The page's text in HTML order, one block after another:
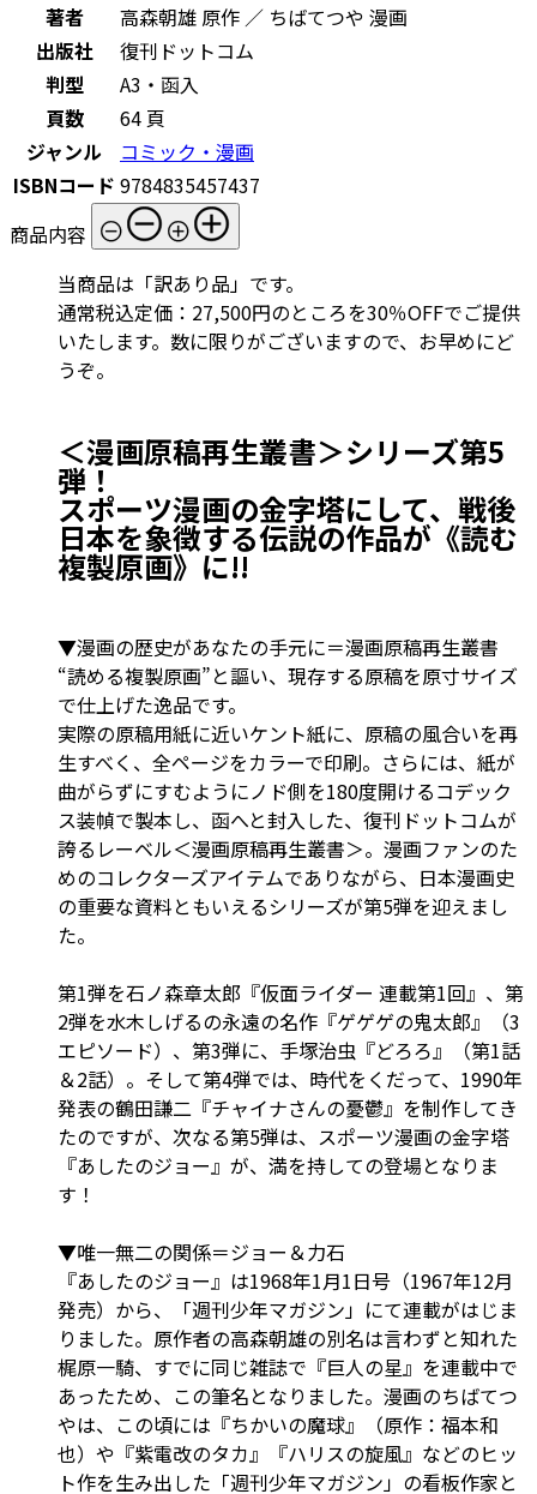
著者
高森朝雄 原作 ／ ちばてつや 漫画
出版社
復刊ドットコム
判型
A3・函入
頁数
64 頁
ジャンル
コミック・漫画
ISBNコード 9784835457437
商品内容
当商品は「訳あり品」です。
通常税込定価：27,500円のところを30％OFFでご提供
いたします。数に限りがございますので、お早めにど
うぞ。
＜漫画原稿再生叢書＞シリーズ第5
弾！
スポーツ漫画の金字塔にして、戦後
日本を象徴する伝説の作品が《読む
複製原画》に!!
▼漫画の歴史があなたの手元に＝漫画原稿再生叢書
“読める複製原画”と謳い、現存する原稿を原寸サイズ
で仕上げた逸品です。
実際の原稿用紙に近いケント紙に、原稿の風合いを再
生すべく、全ページをカラーで印刷。さらには、紙が
曲がらずにすむようにノド側を180度開けるコデック
ス装幀で製本し、函へと封入した、復刊ドットコムが
誇るレーベル＜漫画原稿再生叢書＞。漫画ファンのた
めのコレクターズアイテムでありながら、日本漫画史
の重要な資料ともいえるシリーズが第5弾を迎えまし
た。
第1弾を石ノ森章太郎『仮面ライダー 連載第1回』、第
2弾を水木しげるの永遠の名作『ゲゲゲの鬼太郎』（3
エピソード）、第3弾に、手塚治虫『どろろ』（第1話
＆2話）。そして第4弾では、時代をくだって、1990年
発表の鶴田謙二『チャイナさんの憂鬱』を制作してき
たのですが、次なる第5弾は、スポーツ漫画の金字塔
『あしたのジョー』が、満を持しての登場となりま
す！
▼唯一無二の関係＝ジョー＆力石
『あしたのジョー』は1968年1月1日号（1967年12月
発売）から、「週刊少年マガジン」にて連載がはじま
りました。原作者の高森朝雄の別名は言わずと知れた
梶原一騎、すでに同じ雑誌で『巨人の星』を連載中で
あったため、この筆名となりました。漫画のちばてつ
やは、この頃には『ちかいの魔球』（原作：福本和
也）や『紫電改のタカ』『ハリスの旋風』などのヒッ
ト作を生み出した「週刊少年マガジン」の看板作家と